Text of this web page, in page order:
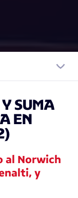
SUMA
EN
al Norwich
y